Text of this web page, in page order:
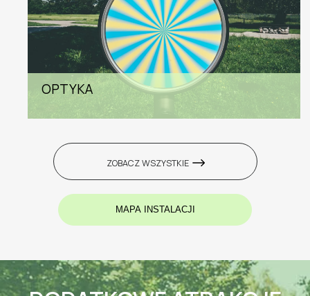
OPTYKA
ZOBACZ WSZYSTKIE
MAPA INSTALACJI